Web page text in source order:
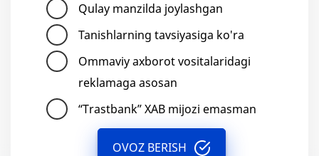
Qulay manzilda joylashgan
Tanishlarning tavsiyasiga ko'ra
Ommaviy axborot vositalaridagi
reklamaga asosan
“Trastbank” XAB mijozi emasman
OVOZ BERISH